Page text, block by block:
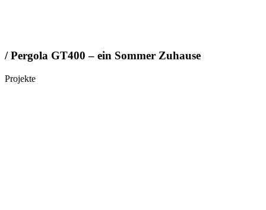
/ Pergola GT400 – ein Sommer Zuhause
Projekte